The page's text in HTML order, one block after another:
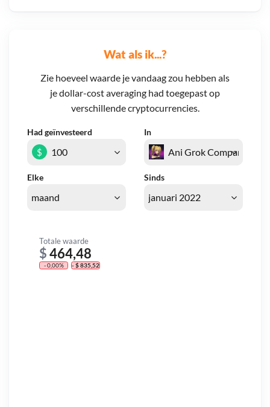
Wat als ik...?
Zie hoeveel waarde je vandaag zou hebben als
je dollar-cost averaging had toegepast op
verschillende cryptocurrencies.
Had geïnvesteerd In
Elke Sinds
$
Totale waarde
$464,48
- 0,00% - $ 835,52